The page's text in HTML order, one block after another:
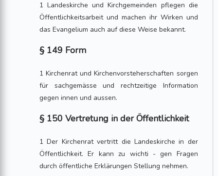
1 Landeskirche und Kirchgemeinden pflegen die
Öffentlichkeitsarbeit und machen ihr Wirken und
das Evangelium auch auf diese Weise bekannt.
§ 149 Form
1 Kirchenrat und Kirchenvorsteherschaften sorgen
für sachgemässe und rechtzeitige Information
gegen innen und aussen.
§ 150 Vertretung in der Öffentlichkeit
1 Der Kirchenrat vertritt die Landeskirche in der
Öffentlichkeit. Er kann zu wichti - gen Fragen
durch öffentliche Erklärungen Stellung nehmen.